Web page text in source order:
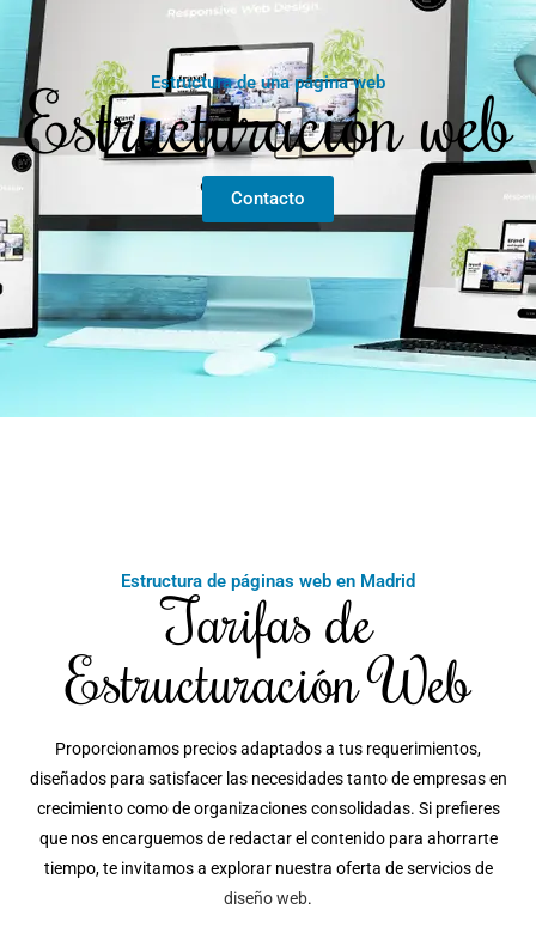
Estructura de una página web
Estructuración web
Contacto
Estructura de páginas web en Madrid
Tarifas de
Estructuración Web
Proporcionamos precios adaptados a tus requerimientos,
diseñados para satisfacer las necesidades tanto de empresas en
crecimiento como de organizaciones consolidadas. Si prefieres
que nos encarguemos de redactar el contenido para ahorrarte
tiempo, te invitamos a explorar nuestra oferta de servicios de
diseño web.